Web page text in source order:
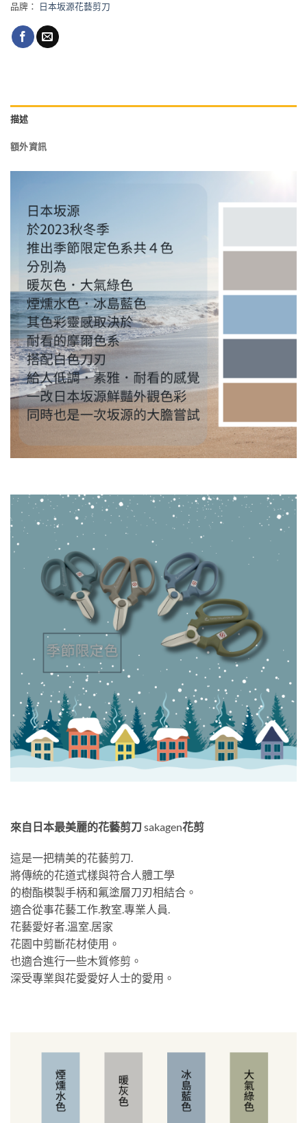
品牌：
日本坂源花藝剪刀
描述
額外資訊
來自日本最美麗的花藝剪刀sakagen花剪
這是一把精美的花藝剪刀.
將傳統的花道式樣與符合人體工學
的樹酯模製手柄和氟塗層刀刃相結合。
適合從事花藝工作.教室.專業人員.
花藝愛好者.溫室.居家
花園中剪斷花材使用。
也適合進行一些木質修剪。
深受專業與花愛愛好人士的愛用。